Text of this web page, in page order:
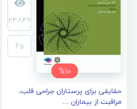
%10
24846
Fa
حقایقی برای پرستاران جراحی قلب،
مراقبت از بیماران ...